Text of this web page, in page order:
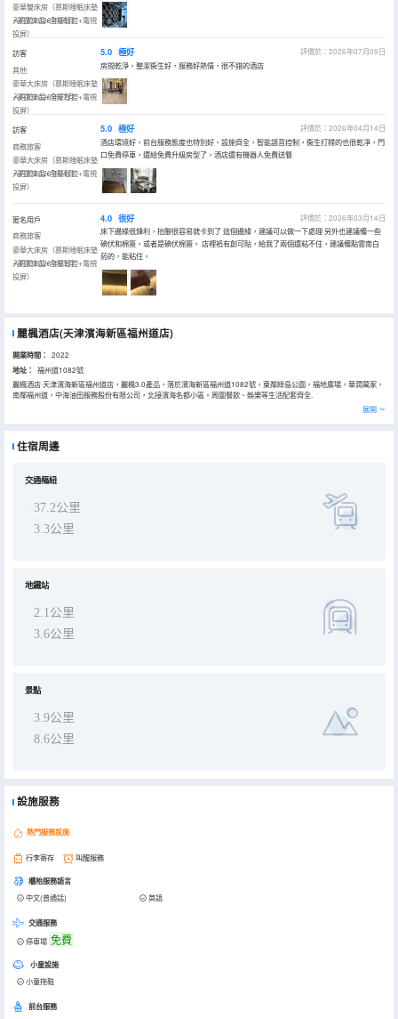
豪華雙床房（慕斯睡眠床墊
+夢潔床品+全屋智控+電視
投屏）
入住於2026年06月
訪客
其他
豪華大床房（慕斯睡眠床墊
+夢潔床品+全屋智控+電視
投屏）
入住於2026年07月
5.0 極好
評價於：2026年07月05日
房間乾淨，整潔衞生好，服務好熱情，很不錯的酒店
訪客
商務旅客
豪華大床房（慕斯睡眠床墊
+夢潔床品+全屋智控+電視
投屏）
入住於2026年04月
5.0 極好
評價於：2026年04月14日
酒店環境好，前台服務態度也特別好，設施齊全，智能語音控制，衞生打掃的也很乾凈，門
口免費停車，還給免費升級房型了，酒店還有機器人免費送餐
匿名用戶
商務旅客
豪華大床房（慕斯睡眠床墊
+夢潔床品+全屋智控+電視
投屏）
入住於2026年03月
4.0 很好
評價於：2026年03月14日
床下邊緣很鋒利，抬腳很容易就卡到了 這個邊緣，建議可以做一下處理 另外也建議備一些
碘伏和棉簽，或者是碘伏棉簽。 店裡衹有創可貼，給我了兩個還粘不住，建議備點雲南白
葯的，能粘住。
麗楓酒店(天津濱海新區福州道店)
開業時間： 2022
地址：
福州道1082號
麗楓酒店·天津濱海新區福州道店，麗楓3.0產品，落於濱海新區福州道1082號，東鄰綠島公園，福地廣場，華潤萬家，
南鄰福州道，中海油田服務股份有限公司，北接濱海名都小區。周圍餐飲、娛樂等生活配套齊全.
交通路線：酒店交通方便，距離天津濱海國際機場40分鐘車程；距離高鐵濱海西站13分鐘車程；距離地鐵站塘沽站7分
鐘車程；距離塘沽火車站9分鐘車程；公交路線眾多（104路617路，816路 萊茵春天站下車步行3分鐘，617路，621
温冷熱水，極速WIFI酒店全覆蓋。
遊玩景點：酒店周圍遊玩場地眾多：天津海昌極地海洋公園，潮音寺，北塘古鎮，外灘公園等景點均在距離酒店15分鐘
車程以內；天津歡樂谷，天津方特歡樂世界，天津泰達航母公園等景點均在距離酒店35分鐘車程以內。
學校醫院：酒店附近學校有塘沽第三中學，塘沽十四中學，塘沽第十三中學，天津海員學校，天津中醫藥大學鍼灸學院
（濱海新區分部）；酒店附近醫院有天津市第五中心醫院，天津市泰達醫院，天津市濱海新區中醫醫院等。
麗楓酒店秉承：自然，隨心的生活態度，讓一切張弛有度，自然自在。在人與自然的美妙平衡下，在自然元素的磁場裏
展開
住宿周邊
交通樞紐
37.2公里
3.3公里
地鐵站
2.1公里
3.6公里
景點
3.9公里
8.6公里
設施服務
熱門服務設施
行李寄存 叫醒服務
櫃枱服務語言
中文(普通話) 英語
交通服務
停車場 免費
小童設施
小童拖鞋
前台服務